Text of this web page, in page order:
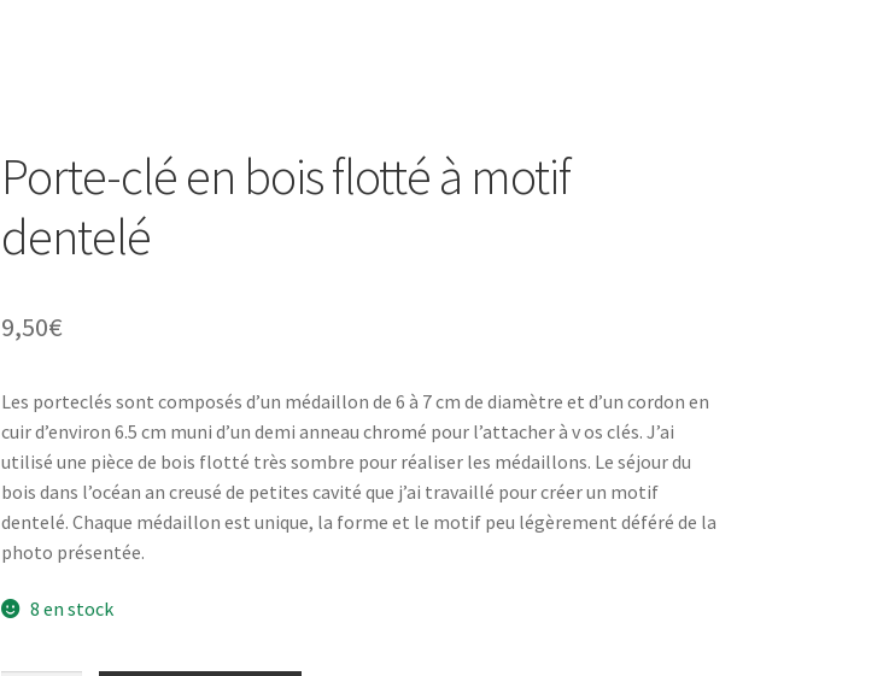
Porte-clé en bois flotté à motif
dentelé
9,50€
Les porteclés sont composés d’un médaillon de 6 à 7 cm de diamètre et d’un cordon en
cuir d’environ 6.5 cm muni d’un demi anneau chromé pour l’attacher à v os clés. J’ai
utilisé une pièce de bois flotté très sombre pour réaliser les médaillons. Le séjour du
bois dans l’océan an creusé de petites cavité que j’ai travaillé pour créer un motif
dentelé. Chaque médaillon est unique, la forme et le motif peu légèrement déféré de la
photo présentée.
8 en stock